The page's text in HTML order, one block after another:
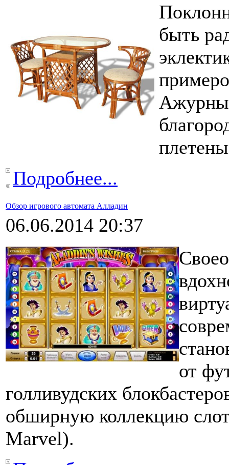
быть
Подробнее...
Обзор игрового автомата Алладин
06.06.2014 20:37
от
голливудских
обширную коллекцию
Marvel).